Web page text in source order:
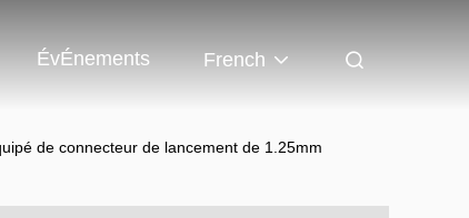
ÉvÉnements French
de connecteur de lancement de 1.25mm